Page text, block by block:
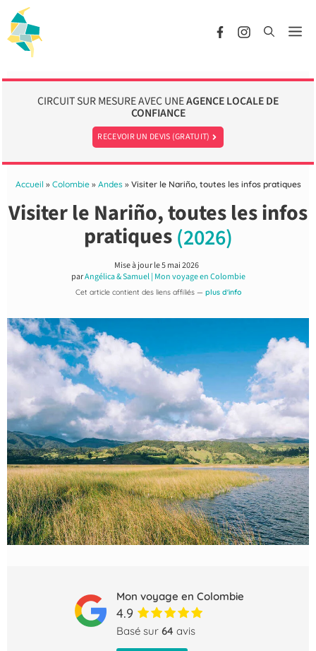
au
contenu
CIRCUIT SUR MESURE AVEC UNEAGENCE LOCALE DE
CONFIANCE
RECEVOIR UN DEVIS (GRATUIT)
Accueil » Colombie» Andes» Visiter le Nariño, toutes les infos pratiques
Visiter le Nariño, toutes les infos
pratiques(2026)
Mise à jour le5 mai 2026
parAngélica & Samuel | Mon voyage en Colombie
Cet article contient des liens affiliés — plus d'info
Mon voyage en Colombie
4.9
Basé sur 64 avis